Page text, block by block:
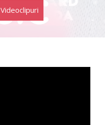
Videoclipuri